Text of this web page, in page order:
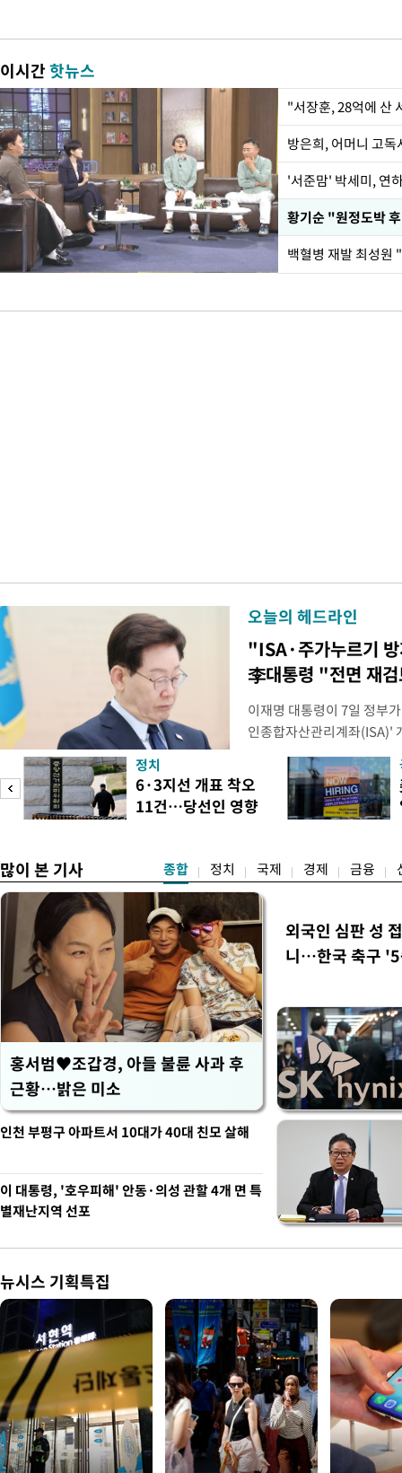
이시간핫뉴스
"서장훈, 28억에 산
방은희, 어머니 고
'서준맘' 박세미, 연
황기순 "원정도박
백혈병 재발 최성원
오늘의 헤드라인
"ISA·주가누르기
李대통령 "전면 재
이재명 대통령이 7일 정부
인종합자산관리계좌(ISA)'
안'을 전면 재검토 할 것을
들과의 상황 점검 회의에서
지법안을 둘러싼 투자자들
았다. 이 자리에서 이 대통
정치
6·3지선 개표 착오
11건…당선인 영향
많이 본 기사 종합 정치 국제 경제 금융
홍서범♥조갑경, 아들 불륜 사과 후
근황…밝은 미소
외국인 심판 성
니…한국 축구
인천 부평구 아파트서 10대가 40대 친모 살해
이 대통령, '호우피해' 안동·의성 관할 4개 면 특
별재난지역 선포
뉴시스 기획특집